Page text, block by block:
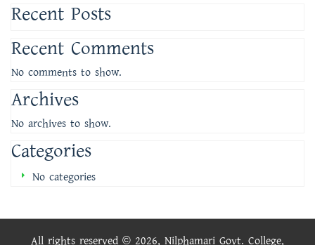
Recent Posts
Recent Comments
No comments to show.
Archives
No archives to show.
Categories
No categories
All rights reserved © 2026, Nilphamari Govt. College,